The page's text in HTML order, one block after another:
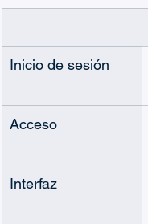
Inicio de sesión
Acceso
Interfaz